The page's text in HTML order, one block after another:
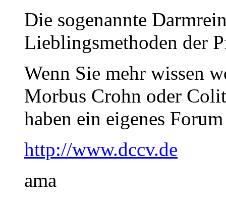
Die sogenannte
Lieblingsmethoden der
Wenn Sie mehr wissen
Morbus Crohn oder
haben ein eigenes
http://www.dccv.de
ama